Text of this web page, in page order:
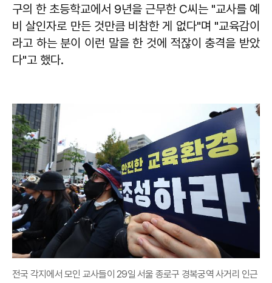
구의 한 초등학교에서 9년을 근무한 C씨는 "교사를 예
비 살인자로 만든 것만큼 비참한 게 없다"며 "교육감이
라고 하는 분이 이런 말을 한 것에 적잖이 충격을 받았
다"고 했다.
전국 각지에서 모인 교사들이 29일 서울 종로구 경복궁역 사거리 인근